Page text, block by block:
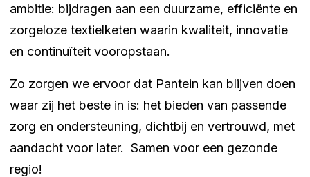
ambitie: bijdragen aan een duurzame, efficiënte en
zorgeloze textielketen waarin kwaliteit, innovatie
en continuïteit vooropstaan.
Zo zorgen we ervoor dat Pantein kan blijven doen
waar zij het beste in is: het bieden van passende
zorg en ondersteuning, dichtbij en vertrouwd, met
aandacht voor later. Samen voor een gezonde
regio!